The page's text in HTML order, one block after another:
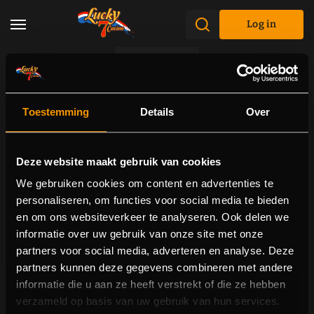
Toestemming Details Over
Deze website maakt gebruik van cookies
We gebruiken cookies om content en advertenties te
personaliseren, om functies voor social media te bieden
en om ons websiteverkeer te analyseren. Ook delen we
informatie over uw gebruik van onze site met onze
partners voor social media, adverteren en analyse. Deze
partners kunnen deze gegevens combineren met andere
informatie die u aan ze heeft verstrekt of die ze hebben
verzameld op basis van uw gebruik van hun services.
Log in